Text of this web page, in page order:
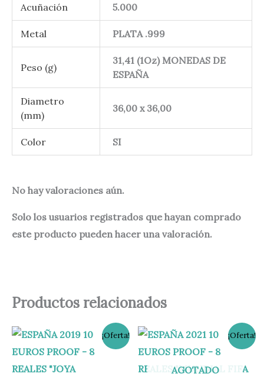
Acuñación 5.000
Metal PLATA .999
Peso (g)
31,41 (1Oz) MONEDAS DE
ESPAÑA
Diametro
(mm)
36,00 x 36,00
Color SI
No hay valoraciones aún.
Solo los usuarios registrados que hayan comprado
este producto pueden hacer una valoración.
Productos relacionados
¡Oferta!
El
precio
original
era:
140,00 €.
El
precio
actual
¡Oferta!
AGOTADO
El
precio
original
140,00 €.
El
precio
actual
134,95 €.